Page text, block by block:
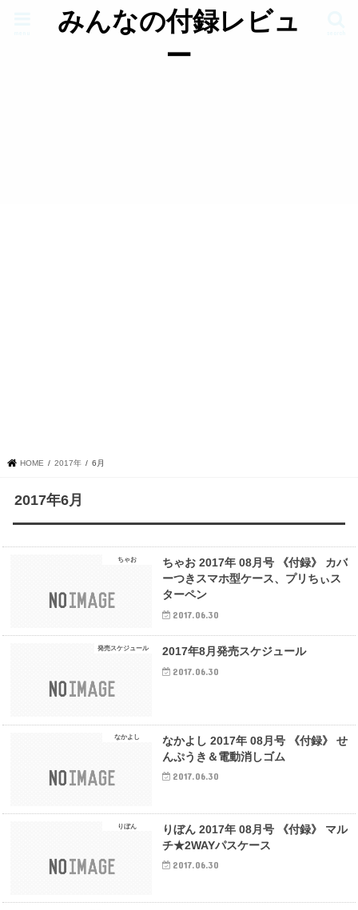
みんなの付録レビュ
ー
HOME 2017年 6月
2017年6月
ちゃお
ちゃお 2017年 08月号 《付録》 カバ
ーつきスマホ型ケース、プリちぃス
ターペン
2017.06.30
発売スケジュール 2017年8月発売スケジュール
2017.06.30
なかよし
なかよし 2017年 08月号 《付録》 せ
んぷうき＆電動消しゴム
2017.06.30
りぼん
りぼん 2017年 08月号 《付録》 マル
チ★2WAYパスケース
2017.06.30